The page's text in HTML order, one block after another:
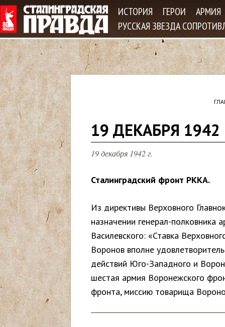
ИСТОРИЯ ГЕРОИ
АРМИЯ
РУССКАЯ ЗВЕЗДА
ы
е
с
ь
19 ДЕКАБРЯ
19 декабря 1942 г.
Сталинградский фронт РККА.
Из директивы Верховного
назначении генерал-
Василевского: «Ставка
Воронов вполне
действий Юго-Западного и
шестая армия Воронежского
фронта, миссию товарища